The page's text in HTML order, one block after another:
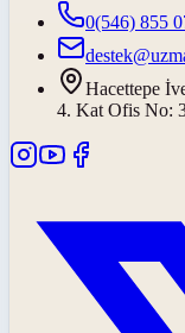
0(546) 855
Hacettepe
4. Kat Ofis No: